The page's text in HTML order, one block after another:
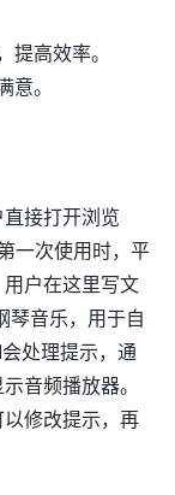
高效率。
。
接打开浏览
一次使用时，平
户在这里写文
琴音乐，用于自
处理提示，通
音频播放器。
修改提示，再